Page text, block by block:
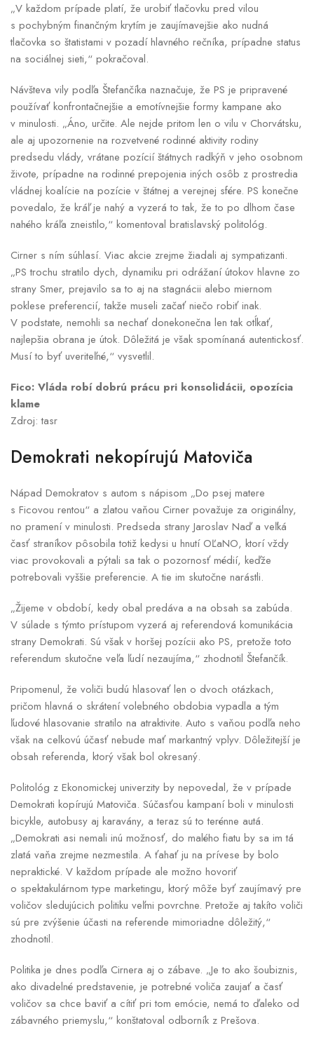
„V každom prípade platí, že urobiť tlačovku pred vilou
s pochybným finančným krytím je zaujímavejšie ako nudná
tlačovka so štatistami v pozadí hlavného rečníka, prípadne status
na sociálnej sieti,“ pokračoval.
Návšteva vily podľa Štefančíka naznačuje, že PS je pripravené
používať konfrontačnejšie a emotívnejšie formy kampane ako
v minulosti. „Áno, určite. Ale nejde pritom len o vilu v Chorvátsku,
ale aj upozornenie na rozvetvené rodinné aktivity rodiny
predsedu vlády, vrátane pozícií štátnych radkýň v jeho osobnom
živote, prípadne na rodinné prepojenia iných osôb z prostredia
vládnej koalície na pozície v štátnej a verejnej sfére. PS konečne
povedalo, že kráľ je nahý a vyzerá to tak, že to po dlhom čase
nahého kráľa zneistilo,“ komentoval bratislavský politológ.
Cirner s ním súhlasí. Viac akcie zrejme žiadali aj sympatizanti.
„PS trochu stratilo dych, dynamiku pri odrážaní útokov hlavne zo
strany Smer, prejavilo sa to aj na stagnácii alebo miernom
poklese preferencií, takže museli začať niečo robiť inak.
V podstate, nemohli sa nechať donekonečna len tak otĺkať,
najlepšia obrana je útok. Dôležitá je však spomínaná autentickosť.
Musí to byť uveriteľné,“ vysvetlil.
Fico: Vláda robí dobrú prácu pri konsolidácii, opozícia
klame
Zdroj: tasr
Demokrati nekopírujú Matoviča
Nápad Demokratov s autom s nápisom „Do psej matere
s Ficovou rentou“ a zlatou vaňou Cirner považuje za originálny,
no pramení v minulosti. Predseda strany Jaroslav Naď a veľká
časť straníkov pôsobila totiž kedysi u hnutí OĽaNO, ktorí vždy
viac provokovali a pýtali sa tak o pozornosť médií, keďže
potrebovali vyššie preferencie. A tie im skutočne narástli.
„Žijeme v období, kedy obal predáva a na obsah sa zabúda.
V súlade s týmto prístupom vyzerá aj referendová komunikácia
strany Demokrati. Sú však v horšej pozícii ako PS, pretože toto
referendum skutočne veľa ľudí nezaujíma,“ zhodnotil Štefančík.
Pripomenul, že voliči budú hlasovať len o dvoch otázkach,
pričom hlavná o skrátení volebného obdobia vypadla a tým
ľudové hlasovanie stratilo na atraktivite. Auto s vaňou podľa neho
však na celkovú účasť nebude mať markantný vplyv. Dôležitejší je
obsah referenda, ktorý však bol okresaný.
Politológ z Ekonomickej univerzity by nepovedal, že v prípade
Demokrati kopírujú Matoviča. Súčasťou kampaní boli v minulosti
bicykle, autobusy aj karavány, a teraz sú to terénne autá.
„Demokrati asi nemali inú možnosť, do malého fiatu by sa im tá
zlatá vaňa zrejme nezmestila. A ťahať ju na prívese by bolo
nepraktické. V každom prípade ale možno hovoriť
o spektakulárnom type marketingu, ktorý môže byť zaujímavý pre
voličov sledujúcich politiku veľmi povrchne. Pretože aj takíto voliči
sú pre zvýšenie účasti na referende mimoriadne dôležitý,“
zhodnotil.
Politika je dnes podľa Cirnera aj o zábave. „Je to ako šoubiznis,
ako divadelné predstavenie, je potrebné voliča zaujať a časť
voličov sa chce baviť a cítiť pri tom emócie, nemá to ďaleko od
zábavného priemyslu,“ konštatoval odborník z Prešova.